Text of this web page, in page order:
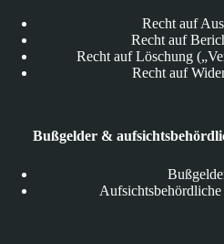
Recht auf
Recht auf
Recht auf Löschung
Recht auf
Bußgelder &